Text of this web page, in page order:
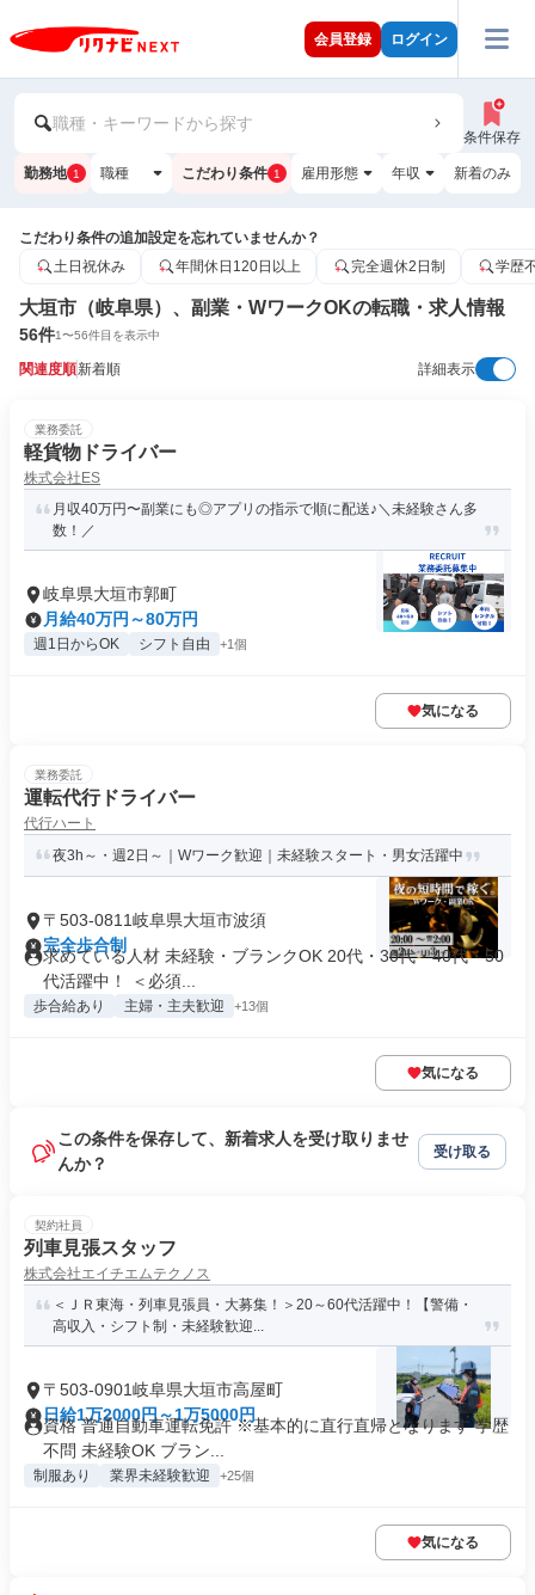
会員登録 ログイン
職種・キーワードから探す
条件保存
勤務地 1 職種 こだわり条件 1 雇用形態 年収 新着のみ
こだわり条件の追加設定を忘れていませんか？
土日祝休み
年間休日120日以上 完全週休2日制 学歴
大垣市（岐阜県）、副業・WワークOKの転職・求人情報
56件1〜56件目を表示中
関連度順新着順 詳細表示
業務委託
軽貨物ドライバー
株式会社ES
月収40万円〜副業にも◎アプリの指示で順に配送♪＼未経験さん多
数！／
岐阜県大垣市郭町
月給40万円～80万円
週1日からOK シフト自由 +1個
気になる
業務委託
運転代行ドライバー
代行ハート
夜3h～・週2日～｜Wワーク歓迎｜未経験スタート・男女活躍中
〒503-0811岐阜県大垣市波須
完全歩合制
求めている人材 未経験・ブランクOK 20代・30代・40代・50
代活躍中！ ＜必須...
歩合給あり 主婦・主夫歓迎 +13個
気になる
この条件を保存して、新着求人を受け取りませ
んか？
受け取る
契約社員
列車見張スタッフ
株式会社エイチエムテクノス
＜ＪＲ東海・列車見張員・大募集！＞20～60代活躍中！【警備・
高収入・シフト制・未経験歓迎...
〒503-0901岐阜県大垣市高屋町
日給1万2000円～1万5000円
資格 普通自動車運転免許 ※基本的に直行直帰となります 学歴
不問 未経験OK ブラン...
制服あり 業界未経験歓迎 +25個
気になる